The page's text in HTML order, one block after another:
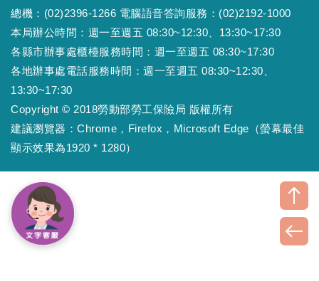
總機：(02)2396-1266 電腦語音答詢服務：(02)2192-1000
本局辦公時間：週一至週五 08:30~12:30、13:30~17:30
各縣市辦事處櫃檯服務時間：週一至週五 08:30~17:30
各地辦事處電話服務時間：週一至週五 08:30~12:30、
13:30~17:30
Copyright © 2018勞動部勞工保險局 版權所有
建議瀏覽器：Chrome，Firefox，Microsoft Edge（螢幕最佳
顯示效果為1920 * 1280）